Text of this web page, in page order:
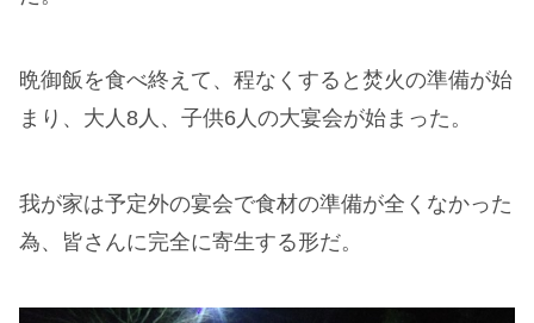
晩御飯を食べ終えて、程なくすると焚火の準備が始
まり、大人8人、子供6人の大宴会が始まった。
我が家は予定外の宴会で食材の準備が全くなかった
為、皆さんに完全に寄生する形だ。